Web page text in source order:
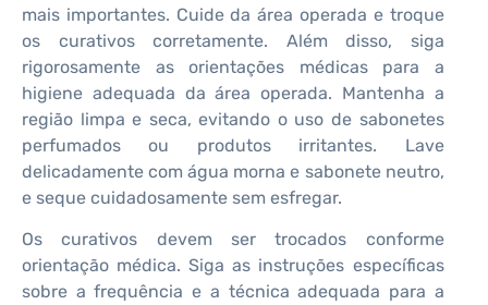
mais importantes. Cuide da área operada e troque
os curativos corretamente. Além disso, siga
rigorosamente as orientações médicas para a
higiene adequada da área operada. Mantenha a
região limpa e seca, evitando o uso de sabonetes
perfumados ou produtos irritantes. Lave
delicadamente com água morna e sabonete neutro,
e seque cuidadosamente sem esfregar.
Os curativos devem ser trocados conforme
orientação médica. Siga as instruções específicas
sobre a frequência e a técnica adequada para a